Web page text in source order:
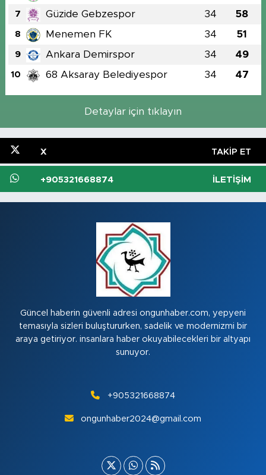
7 Güzide Gebzespor 34 58
8 Menemen FK 34 51
9 Ankara Demirspor 34 49
10 68 Aksaray Belediyespor 34 47
Detaylar için tıklayın
X TAKIP ET
+905321668874 İLETIŞIM
Güncel haberin güvenli adresi ongunhaber.com, yepyeni
temasıyla sizleri buluştururken, sadelik ve modernizmi bir
araya getiriyor. insanlara haber okuyabilecekleri bir altyapı
sunuyor.
+905321668874
ongunhaber2024@gmail.com